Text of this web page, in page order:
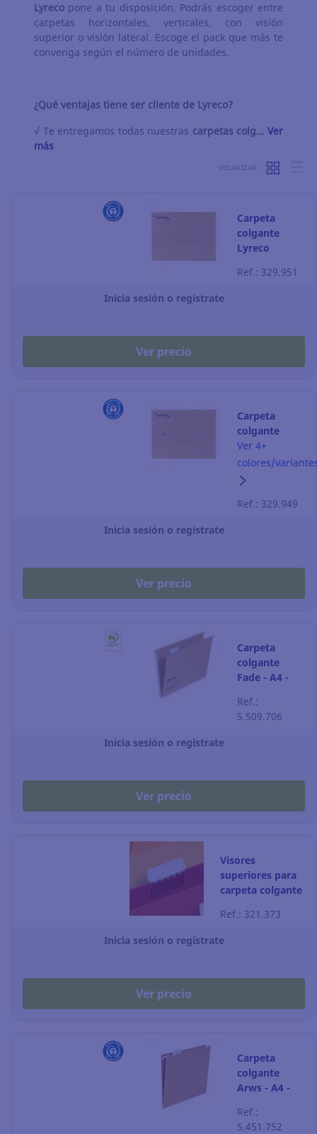
Lyreco pone a tu disposición. Podrás escoger entre
carpetas horizontales, verticales, con visión
superior o visión lateral. Escoge el pack que más te
convenga según el número de unidades.
¿Qué ventajas tiene ser cliente de Lyreco?
√ Te entregamos todas nuestras carpetas colg…Ver
más
VISUALIZAR:
Carpeta
colgante
Lyreco
folio - kraft -
Ref.: 329.951
Inicia sesión o regístrate
Ver precio
Carpeta
colgante
Lyreco
Premium - A4
- cartulina -
lomo V –
Kraft - Pack
Ver 4+
colores/
Ref.: 329.949
Inicia sesión o regístrate
Ver precio
Carpeta
colgante
Fade - A4 -
- Pack de 25
Ref.:
5.509.706
Inicia sesión o regístrate
Ver precio
Visores
superiores para
carpeta colgante
Ref.: 321.373
Inicia sesión o regístrate
Ver precio
Carpeta
colgante
Arws - A4 -
- Pack de 50
Ref.:
5.451.752